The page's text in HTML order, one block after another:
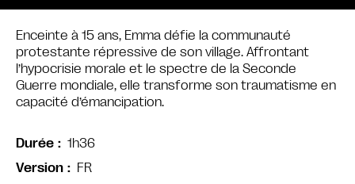
Enceinte à 15 ans, Emma défie la communauté
protestante répressive de son village. Affrontant
l’hypocrisie morale et le spectre de la Seconde
Guerre mondiale, elle transforme son traumatisme en
capacité d’émancipation.
Durée
1h36
Version
FR